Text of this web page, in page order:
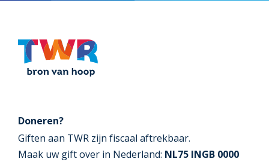
Doneren?
Giften aan TWR zijn fiscaal aftrekbaar.
Maak uw gift over in Nederland: NL75 INGB 0000